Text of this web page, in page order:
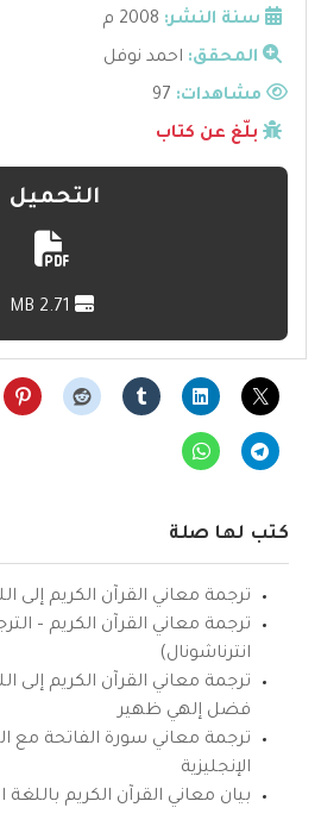
سنة النشر: 2008 م
المحقق: احمد نوفل
مشاهدات:
بلّغ عن كتاب
التحميل
كتب لها صلة
ترجمة معاني القرآن الكريم إلى
ترجمة معاني القرآن الكريم –
انترناشونال)
ترجمة معاني القرآن الكريم إلى
فضل إلهي ظهير
ترجمة معاني سورة الفاتحة مع
الإنجليزية
بيان معاني القرآن الكريم باللغة